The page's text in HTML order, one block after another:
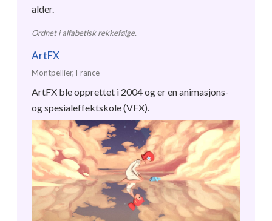
alder.
Ordnet i alfabetisk rekkefølge.
ArtFX
Montpellier, France
ArtFX ble opprettet i 2004 og er en animasjons-
og spesialeffektskole (VFX).